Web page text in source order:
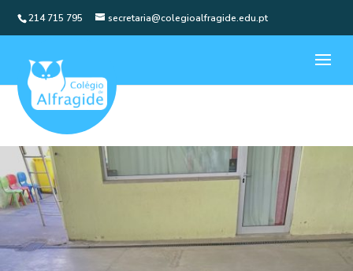
214 715 795 secretaria@colegioalfragide.edu.pt